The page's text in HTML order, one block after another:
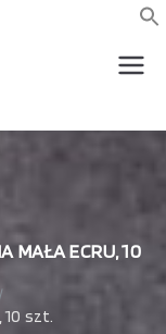
dla piekarni,
MAŁA ECRU, 10
10 szt.